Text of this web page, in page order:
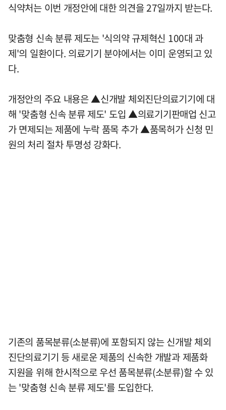
식약처는 이번 개정안에 대한 의견을 27일까지 받는다.
맞춤형 신속 분류 제도는 '식의약 규제혁신 100대 과
제'의 일환이다. 의료기기 분야에서는 이미 운영되고 있
다.
개정안의 주요 내용은 ▲신개발 체외진단의료기기에 대
해 '맞춤형 신속 분류 제도' 도입 ▲의료기기판매업 신고
가 면제되는 제품에 누락 품목 추가 ▲품목허가 신청 민
원의 처리 절차 투명성 강화다.
기존의 품목분류(소분류)에 포함되지 않는 신개발 체외
진단의료기기 등 새로운 제품의 신속한 개발과 제품화
지원을 위해 한시적으로 우선 품목분류(소분류)할 수 있
는 '맞춤형 신속 분류 제도'를 도입한다.